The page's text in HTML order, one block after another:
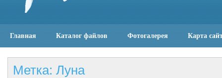
Главная Каталог файлов Фотогалерея Карта
Метка: Луна